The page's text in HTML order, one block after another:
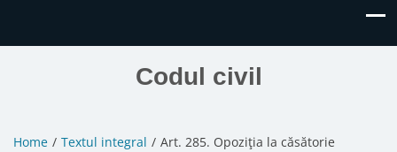
Codul civil
Home Textul integral Art. 285. Opoziţia la căsătorie